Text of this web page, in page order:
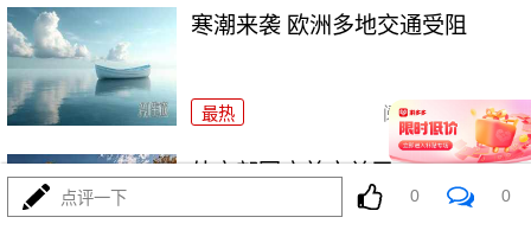
寒潮来袭 欧洲多地交通受阻
最热 阅读 26482
外交部回应美方关于中国军事演
点评一下 0 0